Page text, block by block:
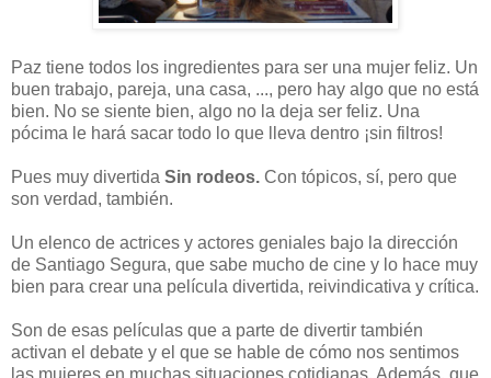
Paz tiene todos los ingredientes para ser una mujer feliz. Un
buen trabajo, pareja, una casa, ..., pero hay algo que no está
bien. No se siente bien, algo no la deja ser feliz. Una
pócima le hará sacar todo lo que lleva dentro ¡sin filtros!
Pues muy divertida Sin rodeos. Con tópicos, sí, pero que
son verdad, también.
Un elenco de actrices y actores geniales bajo la dirección
de Santiago Segura, que sabe mucho de cine y lo hace muy
bien para crear una película divertida, reivindicativa y crítica.
Son de esas películas que a parte de divertir también
activan el debate y el que se hable de cómo nos sentimos